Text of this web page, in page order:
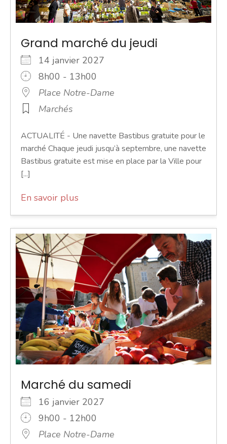
Grand marché du jeudi
14 janvier 2027
8h00 - 13h00
Place Notre-Dame
Marchés
ACTUALITÉ - Une navette Bastibus gratuite pour le
marché Chaque jeudi jusqu’à septembre, une navette
Bastibus gratuite est mise en place par la Ville pour
[...]
En savoir plus
Marché du samedi
16 janvier 2027
9h00 - 12h00
Place Notre-Dame